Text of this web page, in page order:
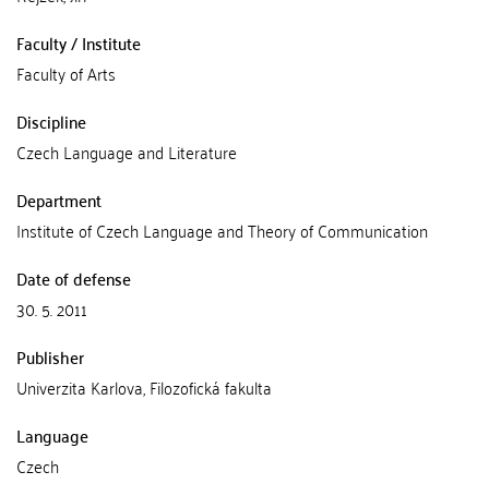
Faculty / Institute
Faculty of Arts
Discipline
Czech Language and Literature
Department
Institute of Czech Language and Theory of Communication
Date of defense
30. 5. 2011
Publisher
Univerzita Karlova, Filozofická fakulta
Language
Czech